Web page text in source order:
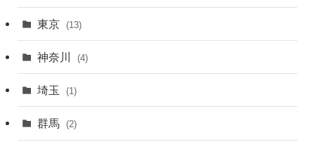
東京 (13)
神奈川 (4)
埼玉 (1)
群馬 (2)